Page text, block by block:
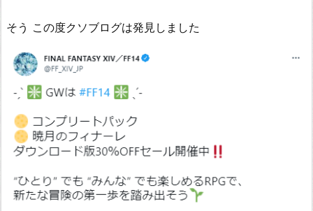
そう この度クソブログは発見しました